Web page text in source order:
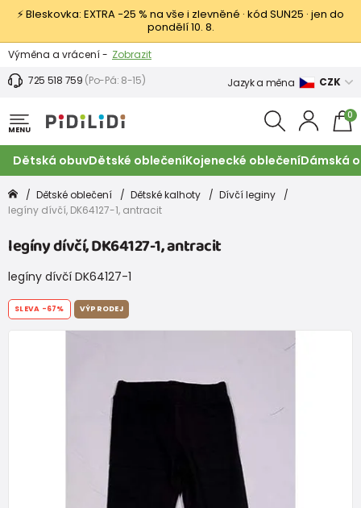
⚡ Bleskovka: EXTRA −25 % na vše i zlevněné · kód SUN25 · jen do
pondělí 10. 8.
Výměna a vrácení - Zobrazit
Sleva 100 Kč na první nákup -
725 518 759 (Po-Pá: 8-15) Jazyk a měna CZK
MENU
0
Dětská obuvDětské oblečeníKojenecké oblečeníDámská
Dětské oblečení Dětské kalhoty
Dívčí leginy
legíny dívčí, DK64127-1, antracit
legíny dívčí, DK64127-1, antracit
legíny dívčí DK64127-1
SLEVA -67% VÝPRODEJ